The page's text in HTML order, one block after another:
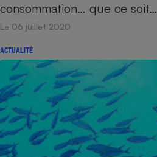
consommation… que ce soit…
Le 06 juillet 2020
ACTUALITÉ